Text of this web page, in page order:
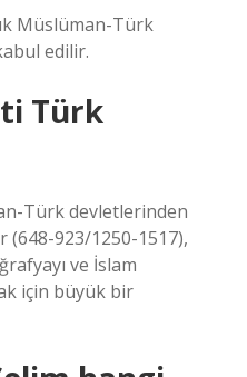
Müslüman-Türk
edilir.
Türk
Türk devletlerinden
923/1250-1517),
ve İslam
için büyük bir